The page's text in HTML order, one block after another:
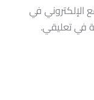
الإلكتروني في
في تعليقي.